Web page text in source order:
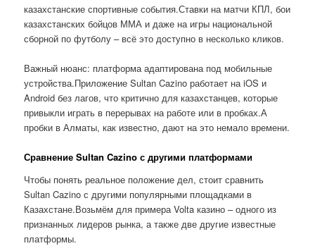
казахстанские спортивные события.Ставки на матчи КПЛ, бои
казахстанских бойцов ММА и даже на игры национальной
сборной по футболу – всё это доступно в несколько кликов.
Важный нюанс: платформа адаптирована под мобильные
устройства.Приложение Sultan Cazino работает на iOS и
Android без лагов, что критично для казахстанцев, которые
привыкли играть в перерывах на работе или в пробках.А
пробки в Алматы, как известно, дают на это немало времени.
Сравнение Sultan Cazino с другими платформами
Чтобы понять реальное положение дел, стоит сравнить
Sultan Cazino с другими популярными площадками в
Казахстане.Возьмём для примера Volta казино – одного из
признанных лидеров рынка, а также две другие известные
платформы.